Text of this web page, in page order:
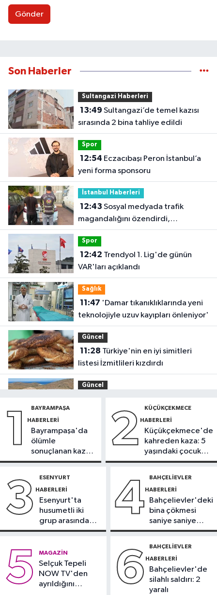
Gönder
Son Haberler
Sultangazi Haberleri
13:49
sırasında 2 bina tahliye edildi
Spor
12:54
yeni forma sponsoru
İstanbul Haberleri
12:43
magandalığını özendirdi,
ehliyetinden oldu: 72 bin lira ceza
Spor
12:42
VAR'ları açıklandı
Sağlık
11:47
teknolojiyle uzuv kayıpları önleniyor'
Güncel
11:28
listesi İzmitlileri kızdırdı
Güncel
içinden yürüyerek geçiyorlar
Güncel
bugünden şekilleniyor’
yangınlara neden olabilir
Yelken Yarışları'nda ilk günün
sonuçları belli oldu
1 BAYRAMPAŞA
HABERLERI
Bayrampaşa'da
ölümle
sonuçlanan kaza:
Sürücü
2 KÜÇÜKÇEKMECE
HABERLERI
Küçükçekmece'de
kahreden kaza: 5
yaşındaki çocuk
yoğun bakımda
3 ESENYURT
HABERLERI
Esenyurt'ta
husumetli iki
grup arasında
silahlı kavga
4 BAHÇELIEVLER
HABERLERI
Bahçelievler'deki
bina çökmesi
saniye saniye
görüntülendi
5 MAGAZIN
Selçuk Tepeli
NOW TV'den
ayrıldığını
6 BAHÇELIEVLER
HABERLERI
Bahçelievler'de
silahlı saldırı: 2
yaralı